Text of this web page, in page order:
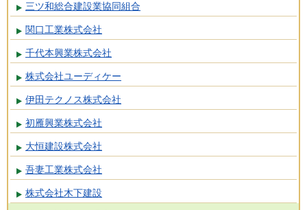
三ツ和総合建設業協同組合
関口工業株式会社
千代本興業株式会社
株式会社ユーディケー
伊田テクノス株式会社
初雁興業株式会社
大恒建設株式会社
吾妻工業株式会社
株式会社木下建設